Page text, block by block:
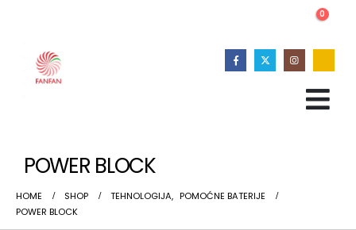
0
POWER BLOCK
HOME SHOP TEHNOLOGIJA, POMOĆNE BATERIJE
POWER BLOCK